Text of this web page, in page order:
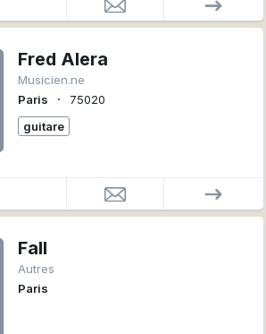
Fred Alera
Musicien.ne
Paris
∙
75020
guitare
Fall
Autres
Paris